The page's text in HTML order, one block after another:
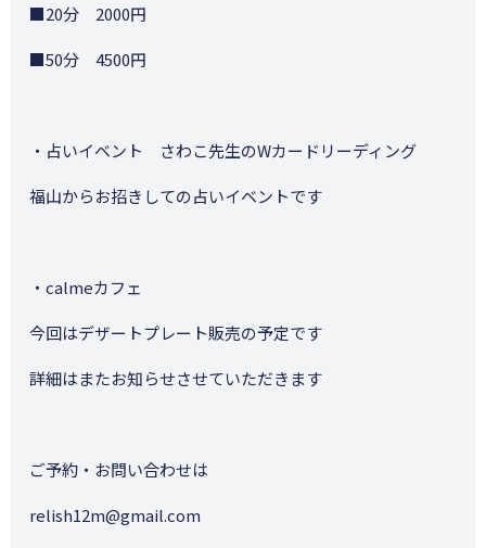
■20分 2000円
■50分 4500円
・占いイベント さわこ先生のWカードリーディング
福山からお招きしての占いイベントです
・calmeカフェ
今回はデザートプレート販売の予定です
詳細はまたお知らせさせていただきます
ご予約・お問い合わせは
relish12m@gmail.com